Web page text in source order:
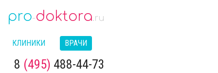
pro-doktora.ru
КЛИНИКИ ВРАЧИ
8 (495) 488-44-73